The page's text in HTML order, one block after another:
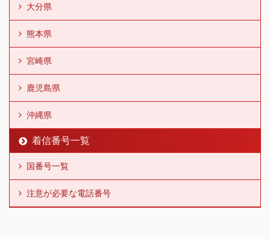
大分県
熊本県
宮崎県
鹿児島県
沖縄県
着信番号一覧
国番号一覧
注意が必要な電話番号